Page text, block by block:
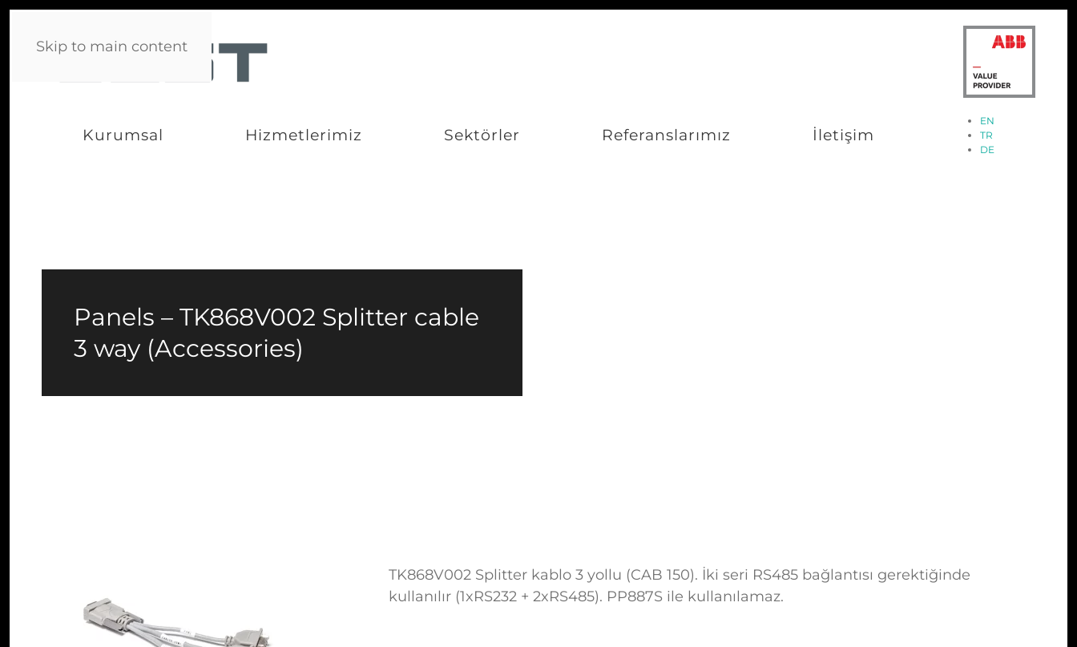
Skip to main content
Kurumsal Hizmetlerimiz Sektörler Referanslarımız İletişim
EN
TR
DE
Panels – TK868V002 Splitter cable
3 way (Accessories)
TK868V002 Splitter kablo 3 yollu (CAB 150). İki seri RS485 bağlantısı gerektiğinde
kullanılır (1xRS232 + 2xRS485). PP887S ile kullanılamaz.